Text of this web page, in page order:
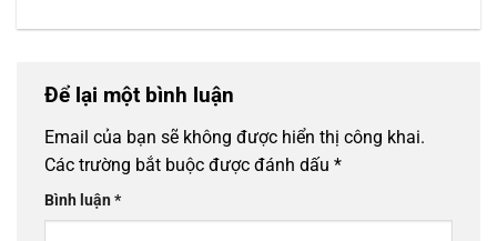
Để lại một bình luận
Email của bạn sẽ không được hiển thị công khai.
Các trường bắt buộc được đánh dấu *
Bình luận*